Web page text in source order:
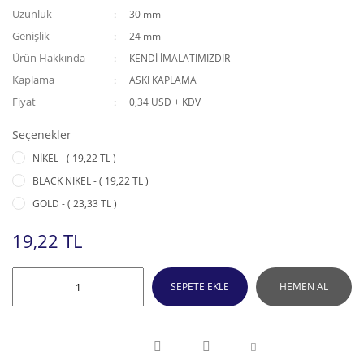
Uzunluk 30 mm
Genişlik 24 mm
Ürün Hakkında KENDİ İMALATIMIZDIR
Kaplama ASKI KAPLAMA
Fiyat 0,34 USD + KDV
Seçenekler
NİKEL - ( 19,22 TL )
BLACK NİKEL - ( 19,22 TL )
GOLD - ( 23,33 TL )
19,22 TL
SEPETE EKLE HEMEN AL